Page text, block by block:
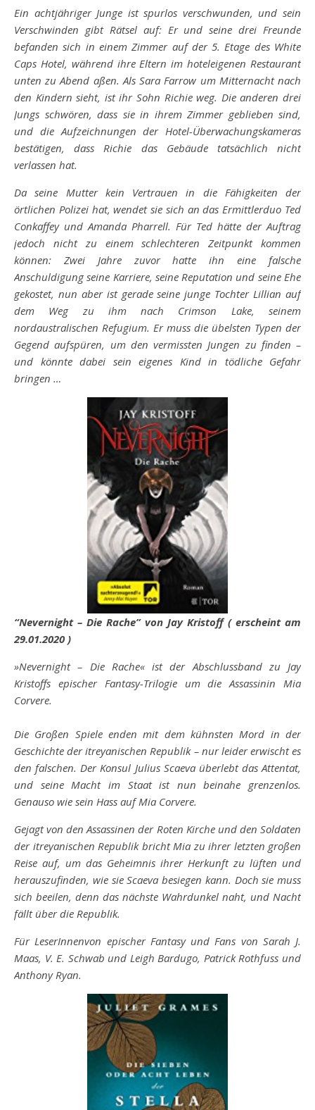
Ein achtjähriger Junge ist spurlos verschwunden, und sein
Verschwinden gibt Rätsel auf: Er und seine drei Freunde
befanden sich in einem Zimmer auf der 5. Etage des White
Caps Hotel, während ihre Eltern im hoteleigenen Restaurant
unten zu Abend aßen. Als Sara Farrow um Mitternacht nach
den Kindern sieht, ist ihr Sohn Richie weg. Die anderen drei
Jungs schwören, dass sie in ihrem Zimmer geblieben sind,
und die Aufzeichnungen der Hotel-Überwachungskameras
bestätigen, dass Richie das Gebäude tatsächlich nicht
verlassen hat.
Da seine Mutter kein Vertrauen in die Fähigkeiten der
örtlichen Polizei hat, wendet sie sich an das Ermittlerduo Ted
Conkaffey und Amanda Pharrell. Für Ted hätte der Auftrag
jedoch nicht zu einem schlechteren Zeitpunkt kommen
können: Zwei Jahre zuvor hatte ihn eine falsche
Anschuldigung seine Karriere, seine Reputation und seine Ehe
gekostet, nun aber ist gerade seine junge Tochter Lillian auf
dem Weg zu ihm nach Crimson Lake, seinem
nordaustralischen Refugium. Er muss die übelsten Typen der
Gegend aufspüren, um den vermissten Jungen zu finden –
und könnte dabei sein eigenes Kind in tödliche Gefahr
bringen …
“Nevernight – Die Rache” von Jay Kristoff ( erscheint am
29.01.2020 )
»Nevernight – Die Rache« ist der Abschlussband zu Jay
Kristoffs epischer Fantasy-Trilogie um die Assassinin Mia
Corvere.
Die Großen Spiele enden mit dem kühnsten Mord in der
Geschichte der itreyanischen Republik – nur leider erwischt es
den falschen. Der Konsul Julius Scaeva überlebt das Attentat,
und seine Macht im Staat ist nun beinahe grenzenlos.
Genauso wie sein Hass auf Mia Corvere.
Gejagt von den Assassinen der Roten Kirche und den Soldaten
der itreyanischen Republik bricht Mia zu ihrer letzten großen
Reise auf, um das Geheimnis ihrer Herkunft zu lüften und
herauszufinden, wie sie Scaeva besiegen kann. Doch sie muss
sich beeilen, denn das nächste Wahrdunkel naht, und Nacht
fällt über die Republik.
Für LeserInnenvon epischer Fantasy und Fans von Sarah J.
Maas, V. E. Schwab und Leigh Bardugo, Patrick Rothfuss und
Anthony Ryan.